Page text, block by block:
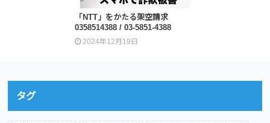
「NTT」をかたる架空請求
0358514388 / 03-5851-4388
2024年12月19日
タグ